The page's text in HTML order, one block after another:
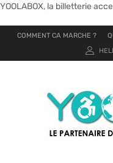
YOOLABOX, la billetterie
COMMENT CA MARCHE ?